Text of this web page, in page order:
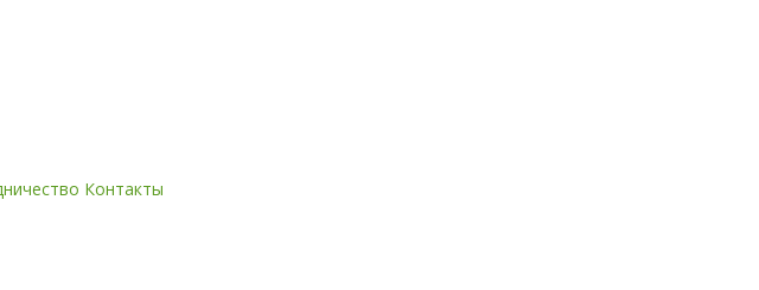
Контакты